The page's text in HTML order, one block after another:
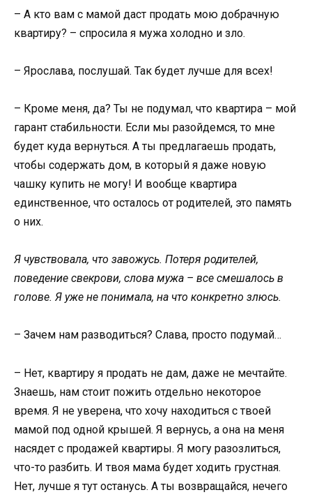
– А кто вам с мамой даст продать мою добрачную
квартиру? – спросила я мужа холодно и зло.
– Ярослава, послушай. Так будет лучше для всех!
– Кроме меня, да? Ты не подумал, что квартира – мой
гарант стабильности. Если мы разойдемся, то мне
будет куда вернуться. А ты предлагаешь продать,
чтобы содержать дом, в который я даже новую
чашку купить не могу! И вообще квартира
единственное, что осталось от родителей, это память
о них.
Я чувствовала, что завожусь. Потеря родителей,
поведение свекрови, слова мужа – все смешалось в
голове. Я уже не понимала, на что конкретно злюсь.
– Зачем нам разводиться? Слава, просто подумай…
– Нет, квартиру я продать не дам, даже не мечтайте.
Знаешь, нам стоит пожить отдельно некоторое
время. Я не уверена, что хочу находиться с твоей
мамой под одной крышей. Я вернусь, а она на меня
насядет с продажей квартиры. Я могу разозлиться,
что-то разбить. И твоя мама будет ходить грустная.
Нет, лучше я тут останусь. А ты возвращайся, нечего